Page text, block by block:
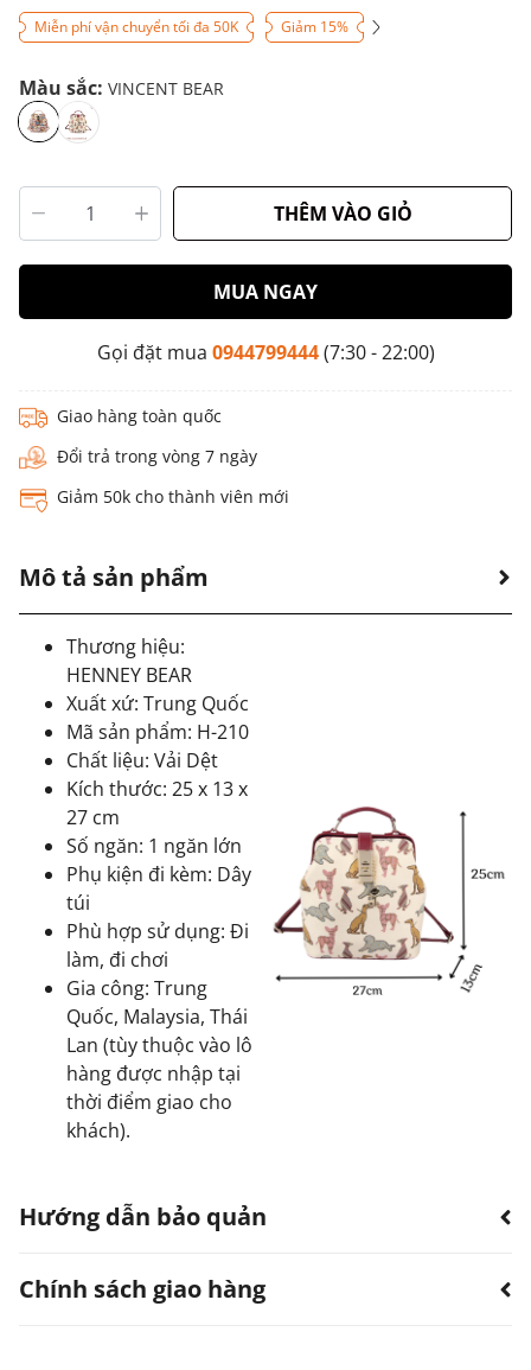
Miễn phí vận chuyển tối đa 50K Giảm 15%
Màu sắc: VINCENT BEAR
THÊM VÀO GIỎ
MUA NGAY
Gọi đặt mua 0944799444(7:30 - 22:00)
Giao hàng toàn quốc
Đổi trả trong vòng 7 ngày
Giảm 50k cho thành viên mới
Mô tả sản phẩm
Thương hiệu:
HENNEY BEAR
Xuất xứ: Trung Quốc
Mã sản phẩm: H-210
Chất liệu: Vải Dệt
Kích thước: 25 x 13 x
27 cm
Số ngăn: 1 ngăn lớn
Phụ kiện đi kèm: Dây
túi
Phù hợp sử dụng: Đi
làm, đi chơi
Gia công: Trung
Quốc, Malaysia, Thái
Lan (tùy thuộc vào lô
hàng được nhập tại
thời điểm giao cho
khách).
Hướng dẫn bảo quản
Hạn chế sản phẩm bị thấm nước.
Chính sách giao hàng